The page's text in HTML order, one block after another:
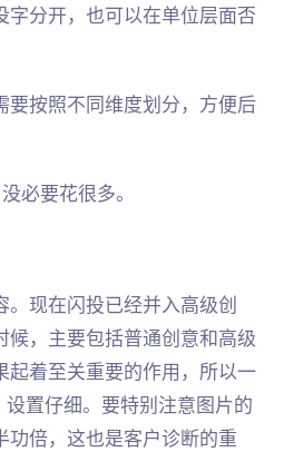
字分开，也可以在单位层面否
要按照不同维度划分，方便后
必要花很多。
。现在闪投已经并入高级创
候，主要包括普通创意和高级
起着至关重要的作用，所以一
置仔细。要特别注意图片的
功倍，这也是客户诊断的重